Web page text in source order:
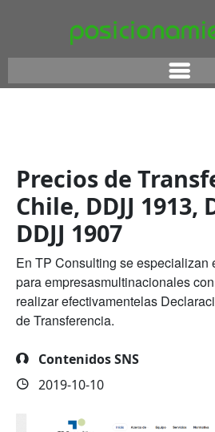
Precios de
Chile, DDJJ 1913,
DDJJ 1907
En TP Consulting se especializan
para empresasmultinacionales
realizar efectivamentelas
de Transferencia.
Contenidos SNS
2019-10-10